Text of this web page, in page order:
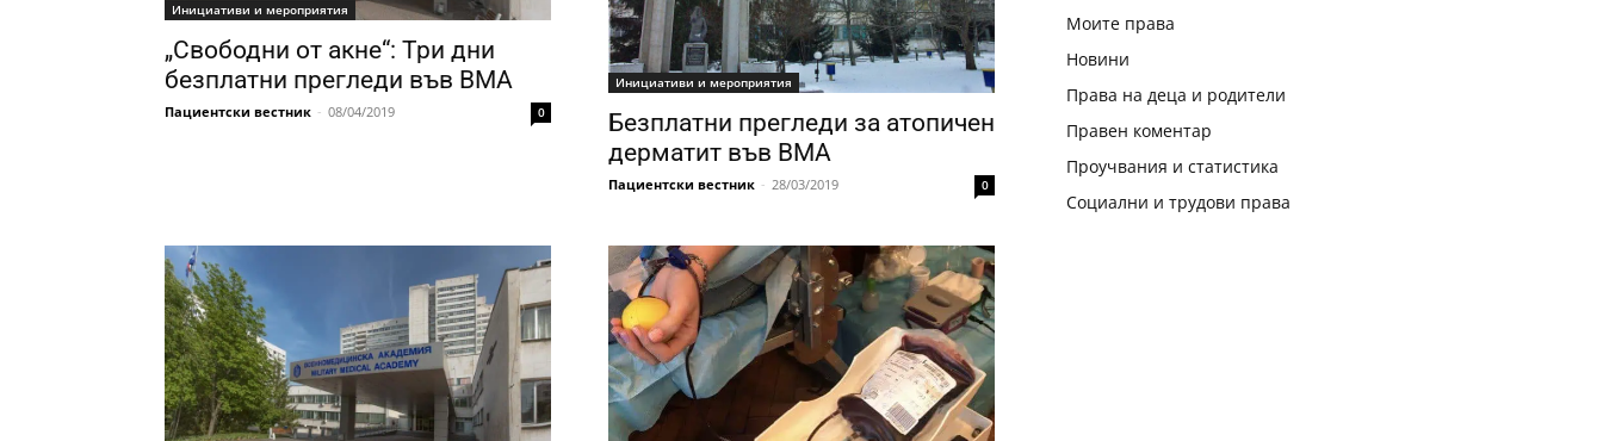
Инициативи и мероприятия
„Свободни от акне“: Три дни
безплатни прегледи във ВМА
Пациентски вестник - 08/04/2019 0
Инициативи и мероприятия
Безплатни прегледи за атопичен
дерматит във ВМА
Пациентски вестник - 28/03/2019 0
Моите права
Новини
Права на деца и родители
Правен коментар
Проучвания и статистика
Социални и трудови права